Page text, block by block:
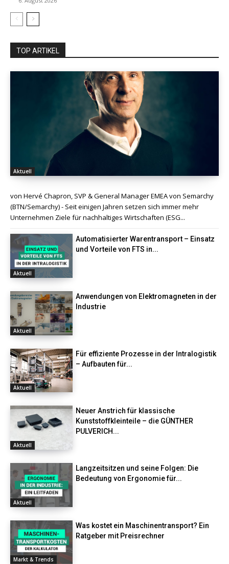
TOP ARTIKEL
Aktuell
von Hervé Chapron, SVP & General Manager EMEA von Semarchy
(BTN/Semarchy) - Seit einigen Jahren setzen sich immer mehr
Unternehmen Ziele für nachhaltiges Wirtschaften (ESG...
Aktuell
Automatisierter Warentransport – Einsatz
und Vorteile von FTS in...
Aktuell
Anwendungen von Elektromagneten in der
Industrie
Aktuell
Für effiziente Prozesse in der Intralogistik
– Aufbauten für...
Aktuell
Neuer Anstrich für klassische
Kunststoffkleinteile – die GÜNTHER
PULVERICH...
Aktuell
Langzeitsitzen und seine Folgen: Die
Bedeutung von Ergonomie für...
Markt & Trends
Was kostet ein Maschinentransport? Ein
Ratgeber mit Preisrechner